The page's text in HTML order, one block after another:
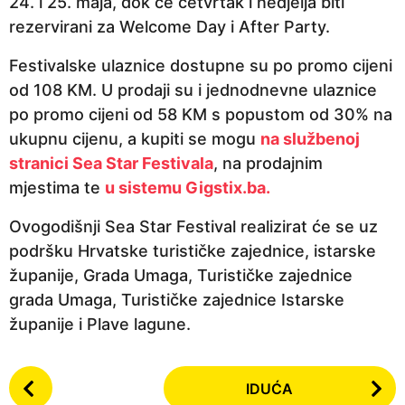
rezervirani za Welcome Day i After Party.
Festivalske ulaznice dostupne su po promo cijeni
od 108 KM. U prodaji su i jednodnevne ulaznice
po promo cijeni od 58 KM s popustom od 30% na
ukupnu cijenu, a kupiti se mogu na službenoj
stranici Sea Star Festivala, na prodajnim
mjestima te u sistemu Gigstix.ba.
Ovogodišnji Sea Star Festival realizirat će se uz
podršku Hrvatske turističke zajednice, istarske
županije, Grada Umaga, Turističke zajednice
grada Umaga, Turističke zajednice Istarske
županije i Plave lagune.
P
IDUĆA